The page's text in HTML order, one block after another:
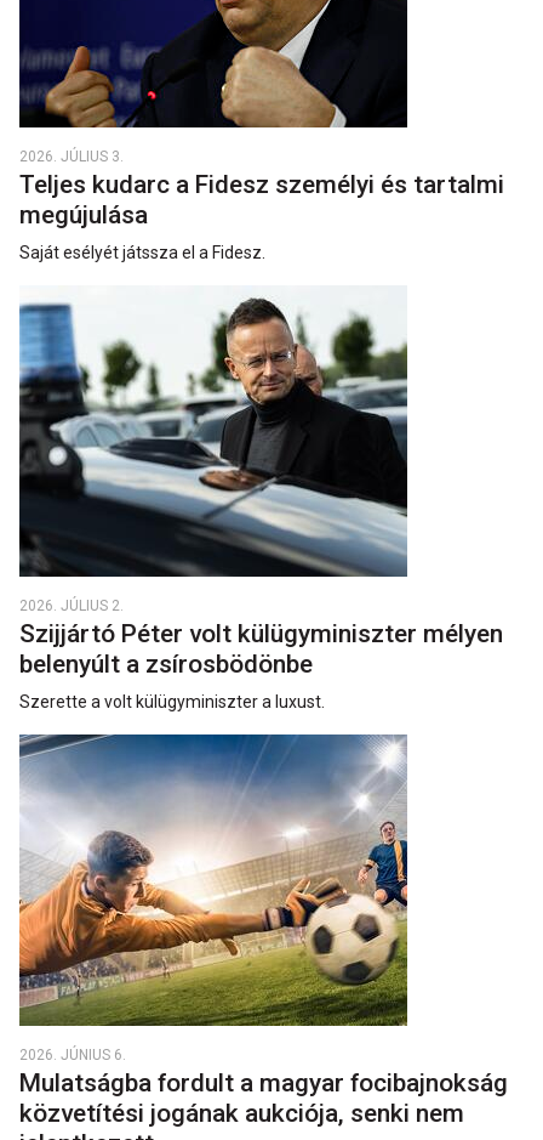
2026. JÚLIUS 3.
Teljes kudarc a Fidesz személyi és tartalmi
megújulása
Saját esélyét játssza el a Fidesz.
2026. JÚLIUS 2.
Szijjártó Péter volt külügyminiszter mélyen
belenyúlt a zsírosbödönbe
Szerette a volt külügyminiszter a luxust.
2026. JÚNIUS 6.
Mulatságba fordult a magyar focibajnokság
közvetítési jogának aukciója, senki nem